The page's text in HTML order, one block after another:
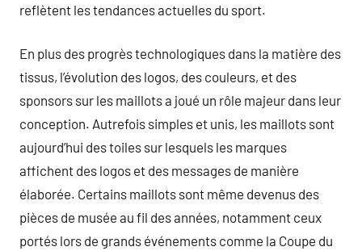
reflètent les tendances actuelles du sport.
En plus des progrès technologiques dans la matière des
tissus, l’évolution des logos, des couleurs, et des
sponsors sur les maillots a joué un rôle majeur dans leur
conception. Autrefois simples et unis, les maillots sont
aujourd’hui des toiles sur lesquels les marques
affichent des logos et des messages de manière
élaborée. Certains maillots sont même devenus des
pièces de musée au fil des années, notamment ceux
portés lors de grands événements comme la Coupe du